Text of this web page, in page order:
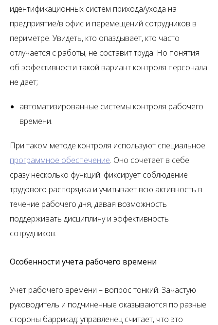
идентификационных систем прихода/ухода на
предприятие/в офис и перемещений сотрудников в
периметре. Увидеть, кто опаздывает, кто часто
отлучается с работы, не составит труда. Но понятия
об эффективности такой вариант контроля персонала
не дает;
автоматизированные системы контроля рабочего
времени.
При таком методе контроля используют специальное
программное обеспечение. Оно сочетает в себе
сразу несколько функций: фиксирует соблюдение
трудового распорядка и учитывает всю активность в
течение рабочего дня, давая возможность
поддерживать дисциплину и эффективность
сотрудников.
Особенности учета рабочего времени
Учет рабочего времени – вопрос тонкий. Зачастую
руководитель и подчиненные оказываются по разные
стороны баррикад: управленец считает, что это